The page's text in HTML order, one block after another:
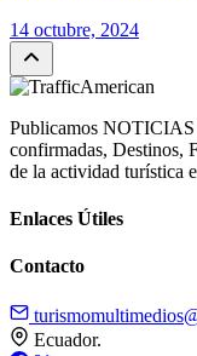
14 octubre, 2024
Publicamos NOTICIAS
confirmadas, Destinos,
de la actividad turística
Enlaces Útiles
Contacto
Ecuador.